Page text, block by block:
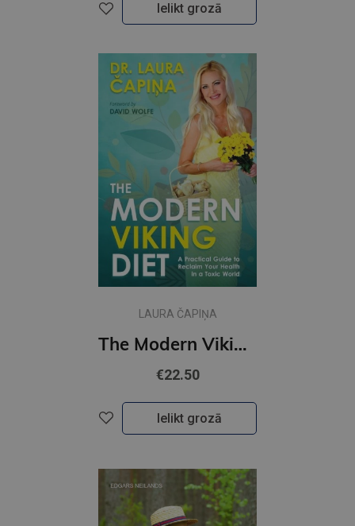
Ielikt grozā
LAURA ČAPIŅA
The Modern Viking Diet
€22.50
Ielikt grozā